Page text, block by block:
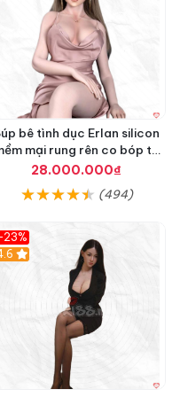
bê tình dục Erlan silicon
mại rung rên co bóp tự
động
28.000.000₫
(494)
-23%